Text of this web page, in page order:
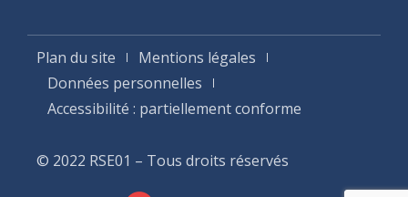
Plan du site
Mentions légales
Données personnelles
Accessibilité : partiellement conforme
© 2022 RSE01 – Tous droits réservés